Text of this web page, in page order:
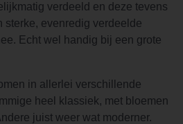
verdeeld en deze tevens
sterke, evenredig verdeelde
Echt wel handig bij een grote
in allerlei verschillende
heel klassiek, met bloemen
juist weer wat moderner.